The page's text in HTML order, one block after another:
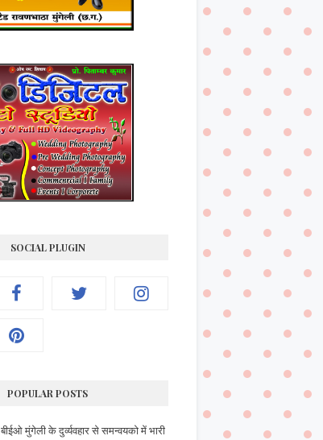
SOCIAL PLUGIN
POPULAR POSTS
बीईओ मुंगेली के दुर्व्यवहार से समन्वयको में भारी